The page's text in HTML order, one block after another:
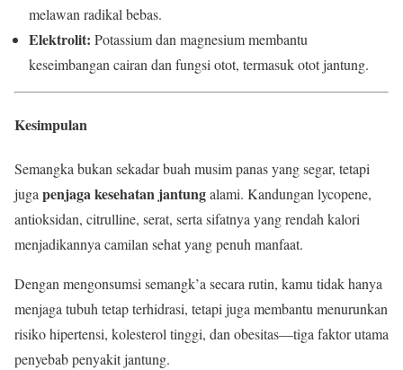
melawan radikal bebas.
Elektrolit: Potassium dan magnesium membantu
keseimbangan cairan dan fungsi otot, termasuk otot jantung.
Kesimpulan
Semangka bukan sekadar buah musim panas yang segar, tetapi
jugapenjaga kesehatan jantungalami. Kandungan lycopene,
antioksidan, citrulline, serat, serta sifatnya yang rendah kalori
menjadikannya camilan sehat yang penuh manfaat.
Dengan mengonsumsi semangk’a secara rutin, kamu tidak hanya
menjaga tubuh tetap terhidrasi, tetapi juga membantu menurunkan
risiko hipertensi, kolesterol tinggi, dan obesitas—tiga faktor utama
penyebab penyakit jantung.